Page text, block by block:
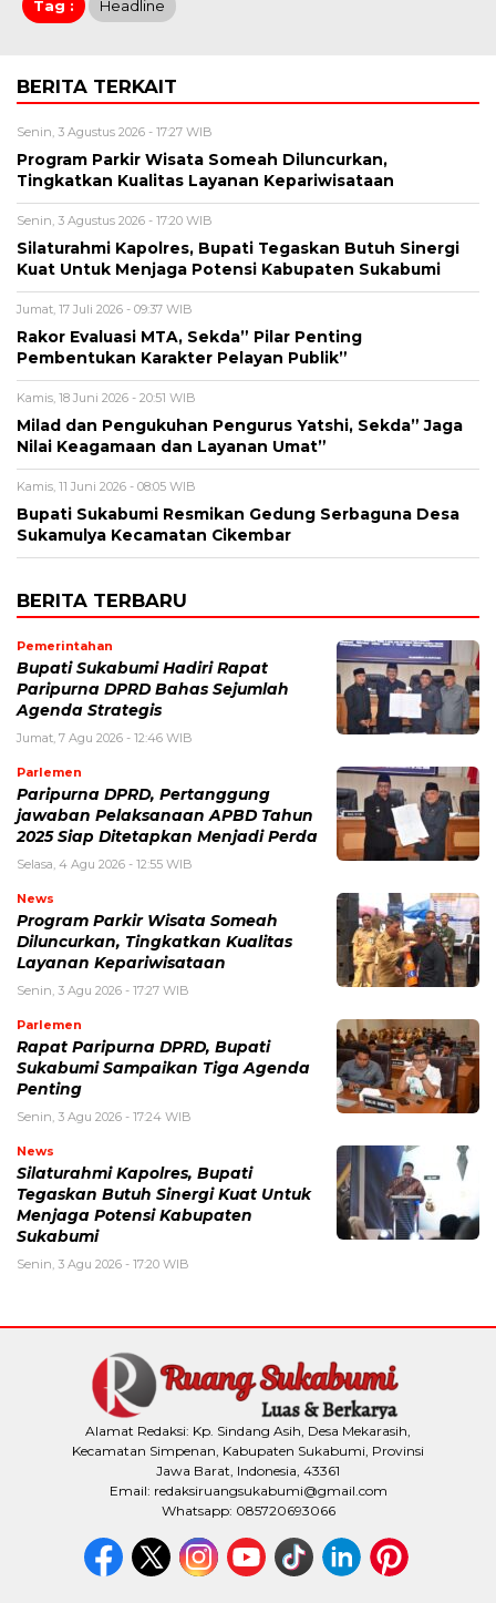
Tag : Headline
BERITA TERKAIT
Senin, 3 Agustus 2026 - 17:27 WIB
Program Parkir Wisata Someah Diluncurkan,
Tingkatkan Kualitas Layanan Kepariwisataan
Senin, 3 Agustus 2026 - 17:20 WIB
Silaturahmi Kapolres, Bupati Tegaskan Butuh Sinergi
Kuat Untuk Menjaga Potensi Kabupaten Sukabumi
Jumat, 17 Juli 2026 - 09:37 WIB
Rakor Evaluasi MTA, Sekda” Pilar Penting
Pembentukan Karakter Pelayan Publik”
Kamis, 18 Juni 2026 - 20:51 WIB
Milad dan Pengukuhan Pengurus Yatshi, Sekda” Jaga
Nilai Keagamaan dan Layanan Umat”
Kamis, 11 Juni 2026 - 08:05 WIB
Bupati Sukabumi Resmikan Gedung Serbaguna Desa
Sukamulya Kecamatan Cikembar
BERITA TERBARU
Pemerintahan
Bupati Sukabumi Hadiri Rapat
Paripurna DPRD Bahas Sejumlah
Agenda Strategis
Jumat, 7 Agu 2026 - 12:46 WIB
Parlemen
Paripurna DPRD, Pertanggung
jawaban Pelaksanaan APBD Tahun
2025 Siap Ditetapkan Menjadi Perda
Selasa, 4 Agu 2026 - 12:55 WIB
News
Program Parkir Wisata Someah
Diluncurkan, Tingkatkan Kualitas
Layanan Kepariwisataan
Senin, 3 Agu 2026 - 17:27 WIB
Parlemen
Rapat Paripurna DPRD, Bupati
Sukabumi Sampaikan Tiga Agenda
Penting
Senin, 3 Agu 2026 - 17:24 WIB
News
Silaturahmi Kapolres, Bupati
Tegaskan Butuh Sinergi Kuat Untuk
Menjaga Potensi Kabupaten
Sukabumi
Senin, 3 Agu 2026 - 17:20 WIB
Alamat Redaksi: Kp. Sindang Asih, Desa Mekarasih,
Kecamatan Simpenan, Kabupaten Sukabumi, Provinsi
Jawa Barat, Indonesia, 43361
Email: redaksiruangsukabumi@gmail.com
Whatsapp: 085720693066